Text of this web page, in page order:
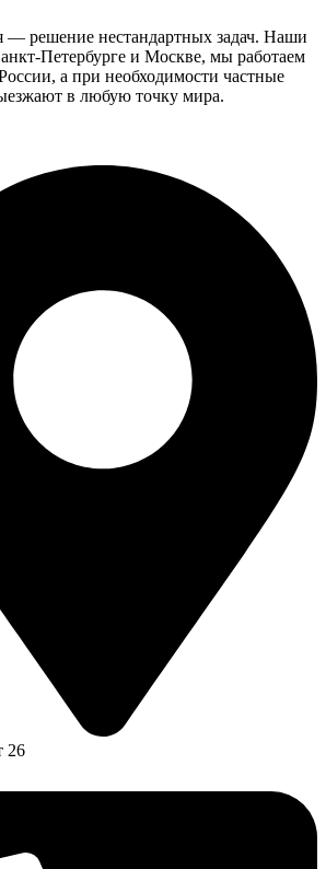
— решение нестандартных задач. Наши
Петербурге и Москве, мы работаем
а при необходимости частные
в любую точку мира.
26